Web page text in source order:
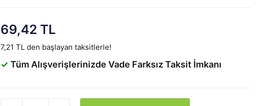
69,42 TL
7,21 TL den başlayan taksitlerle!
✓ Tüm Alışverişlerinizde Vade Farksız Taksit İmkanı